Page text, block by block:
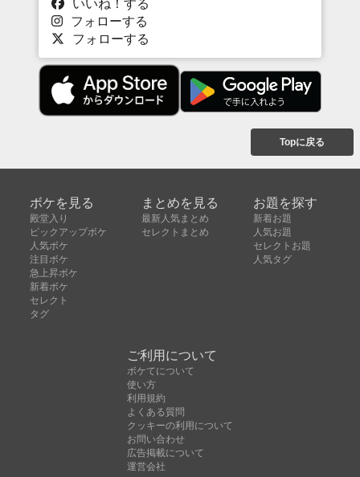
いいね！する
フォローする
フォローする
Topに戻る
ボケを見る
殿堂入り
ピックアップボケ
人気ボケ
注目ボケ
急上昇ボケ
新着ボケ
セレクト
タグ
まとめを見る
最新人気まとめ
セレクトまとめ
お題を探す
新着お題
人気お題
セレクトお題
人気タグ
ご利用について
ボケてについて
使い方
利用規約
よくある質問
クッキーの利用について
お問い合わせ
広告掲載について
運営会社